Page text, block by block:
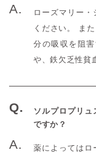
ローズマリー・
ください。 ま
分の吸収を阻
や、鉄欠乏性貧
ソルプロプリュ
ですか？
薬によってはロ